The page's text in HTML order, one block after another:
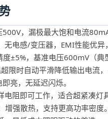
500V，漏极最大饱和电流
无电感/变压器，EMI性能优异
度±5%，基准电压600mV（
限时自动平滑降低输出电流
即亮，无延迟闪烁。
电阻即可工作，适合超紧凑灯
增强散热，支持更高功率密度